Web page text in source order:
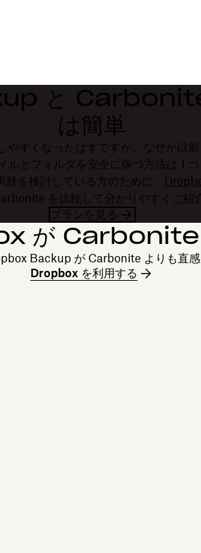
と Carbonite
は簡単
すくなったはずですが、なぜか以
ルとフォルダを安全に保つ方法は 1
を検討している方のために、
を比較して分かりやすくご紹
プランを見る
が Carbonite
Backup が Carbonite よりも直感
Dropbox を利用する